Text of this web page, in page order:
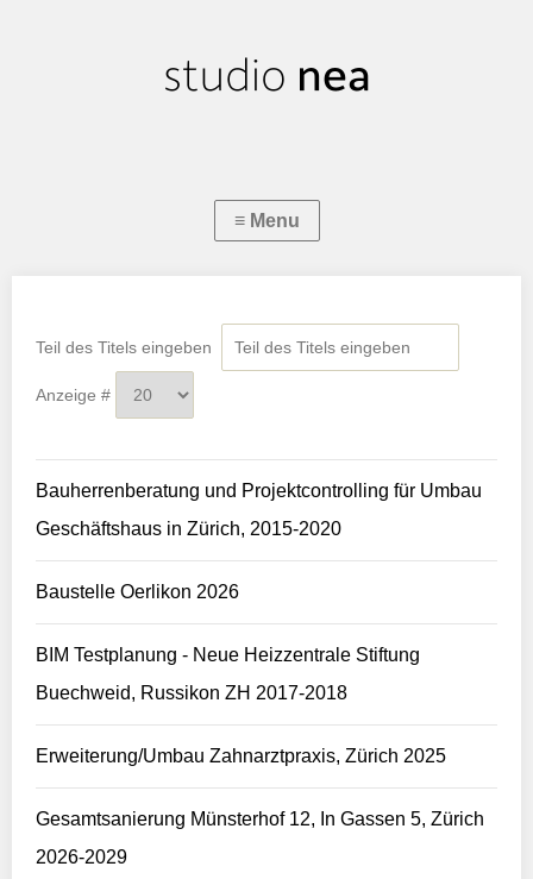
Teil des Titels eingeben
Anzeige #
Bauherrenberatung und Projektcontrolling für Umbau
Geschäftshaus in Zürich, 2015-2020
Baustelle Oerlikon 2026
BIM Testplanung - Neue Heizzentrale Stiftung
Buechweid, Russikon ZH 2017-2018
Erweiterung/Umbau Zahnarztpraxis, Zürich 2025
Gesamtsanierung Münsterhof 12, In Gassen 5, Zürich
2026-2029